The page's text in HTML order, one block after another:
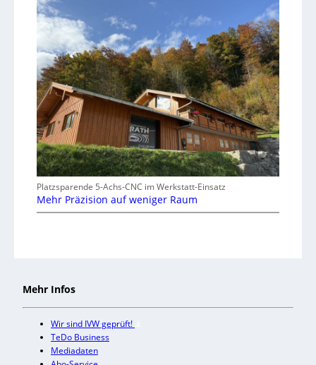
Platzsparende 5-Achs-CNC im Werkstatt-Einsatz
Mehr Präzision auf weniger Raum
Mehr Infos
Wir sind IVW geprüft!
TeDo Business
Mediadaten